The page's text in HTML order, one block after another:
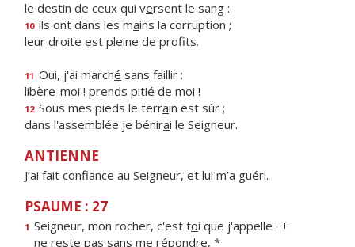
le destin de ceux qui versent le sang :
10 ils ont dans les mains la corruption ;
leur droite est pleine de profits.
11 Oui, j'ai marché sans faillir :
libère-moi ! prends pitié de moi !
12 Sous mes pieds le terrain est sûr ;
dans l'assemblée je bénirai le Seigneur.
ANTIENNE
J’ai fait confiance au Seigneur, et lui m’a guéri.
PSAUME : 27
1 Seigneur, mon rocher, c'est toi que j'appelle : +
ne reste pas sans me répondre, *